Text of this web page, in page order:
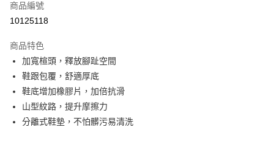
超商取貨付款
Apple Pay
街口支付
悠遊付
Google Pay
商品編號
10125118
商品特色
加寬楦頭，釋放腳趾空間
鞋跟包覆，舒適厚底
鞋底增加橡膠片，加倍抗滑
山型紋路，提升摩擦力
分離式鞋墊，不怕髒污易清洗